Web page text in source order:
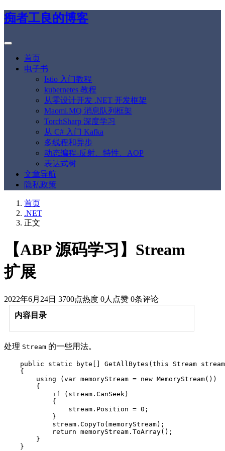
痴者工良的博客
首页
电子书
Istio 入门教程
kubernetes 教程
从零设计开发 .NET 开发框架
Maomi.MQ 消息队列框架
TorchSharp 深度学习
从 C# 入门 Kafka
多线程和异步
动态编程-反射、特性、AOP
表达式树
文章导航
隐私政策
首页
.NET
正文
【ABP 源码学习】Stream
扩展
2022年6月24日 3700点热度 0人点赞 0条评论
内容目录
处理 Stream 的一些用法。
public static byte[] GetAllBytes(this Stream
    {
        using (var memoryStream = new MemoryStream())
        {
            if (stream.CanSeek)
            {
                stream.Position = 0;
            }
            stream.CopyTo(memoryStream);
            return memoryStream.ToArray();
        }
    }